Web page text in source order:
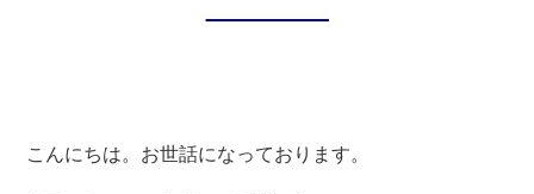
こんにちは。お世話になっております。